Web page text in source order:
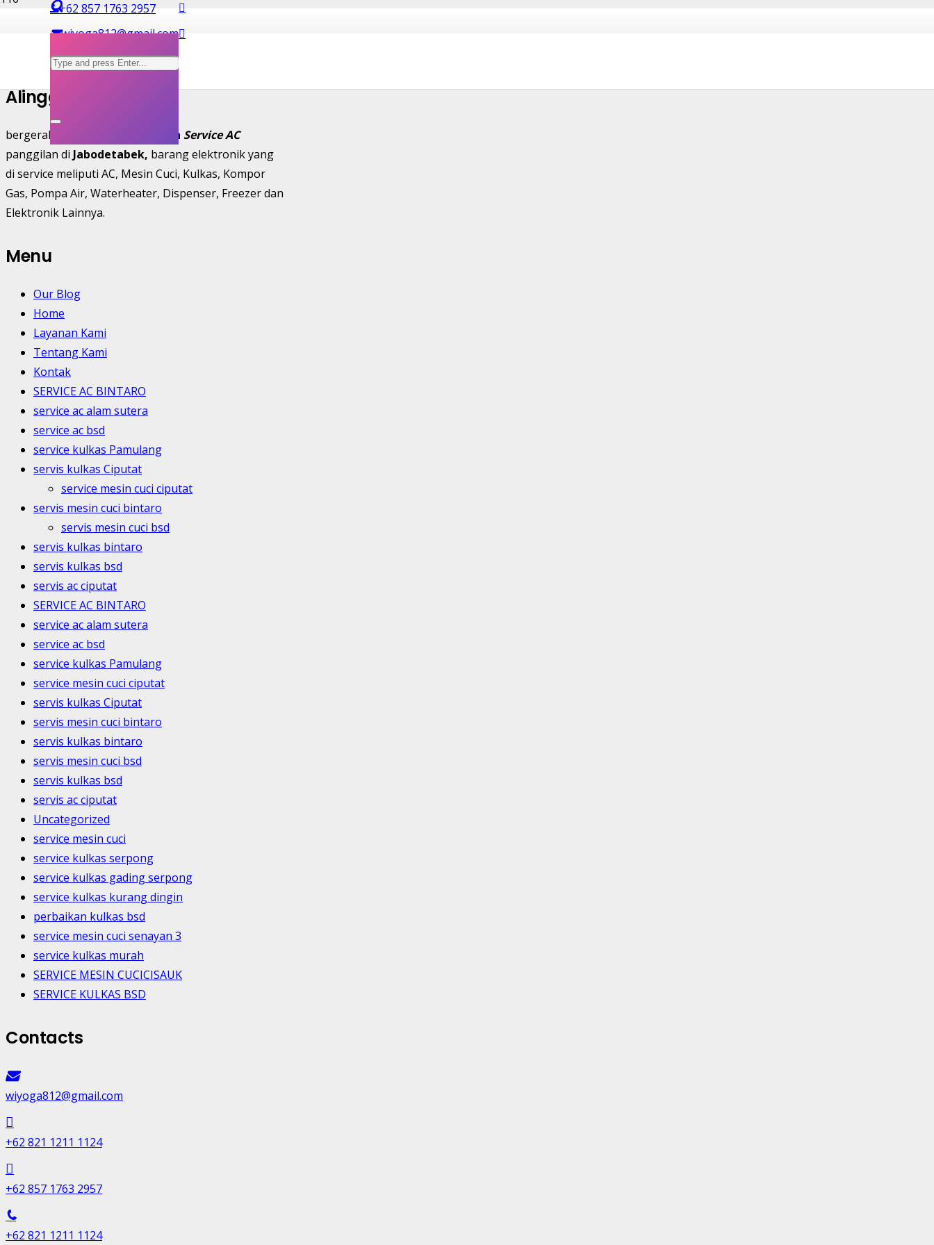
+62 857 1763 2957
wiyoga812@gmail.com
Alingga Jaya Teknik
bergerak di bidang penyedia Jasa Service AC
panggilan di Jabodetabek, barang elektronik yang
di service meliputi AC, Mesin Cuci, Kulkas, Kompor
Gas, Pompa Air, Waterheater, Dispenser, Freezer dan
Elektronik Lainnya.
Menu
Our Blog
Home
Layanan Kami
Tentang Kami
Kontak
SERVICE AC BINTARO
service ac alam sutera
service ac bsd
service kulkas Pamulang
servis kulkas Ciputat
service mesin cuci ciputat
servis mesin cuci bintaro
servis mesin cuci bsd
servis kulkas bintaro
servis kulkas bsd
servis ac ciputat
SERVICE AC BINTARO
service ac alam sutera
service ac bsd
service kulkas Pamulang
service mesin cuci ciputat
servis kulkas Ciputat
servis mesin cuci bintaro
servis kulkas bintaro
servis mesin cuci bsd
servis kulkas bsd
servis ac ciputat
Uncategorized
service mesin cuci
service kulkas serpong
service kulkas gading serpong
service kulkas kurang dingin
perbaikan kulkas bsd
service mesin cuci senayan 3
service kulkas murah
SERVICE MESIN CUCICISAUK
SERVICE KULKAS BSD
Contacts
wiyoga812@gmail.com
+62 821 1211 1124
+62 857 1763 2957
+62 821 1211 1124